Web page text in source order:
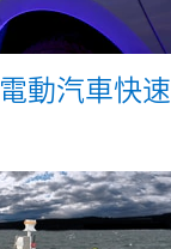
動汽車快速